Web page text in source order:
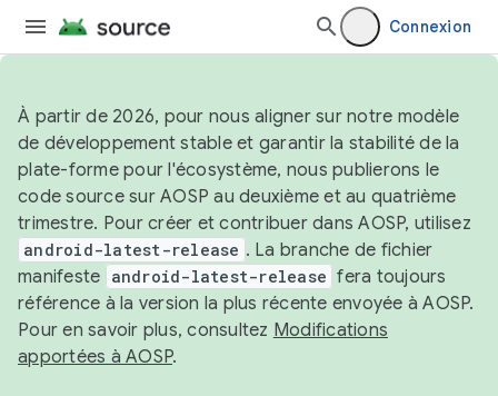
Connexion
À partir de 2026, pour nous aligner sur notre modèle
de développement stable et garantir la stabilité de la
plate-forme pour l'écosystème, nous publierons le
code source sur AOSP au deuxième et au quatrième
trimestre. Pour créer et contribuer dans AOSP, utilisez
android-latest-release . La branche de fichier
manifeste android-latest-release fera toujours
référence à la version la plus récente envoyée à AOSP.
Pour en savoir plus, consultez Modifications
apportées à AOSP.